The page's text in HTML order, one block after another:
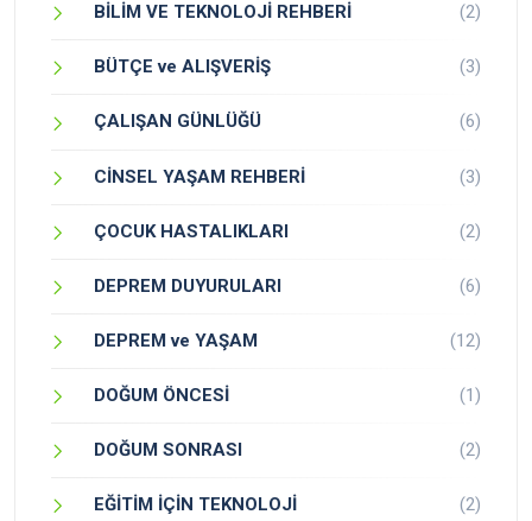
BİLİM VE TEKNOLOJİ REHBERİ (2)
BÜTÇE ve ALIŞVERİŞ (3)
ÇALIŞAN GÜNLÜĞÜ (6)
CİNSEL YAŞAM REHBERİ (3)
ÇOCUK HASTALIKLARI (2)
DEPREM DUYURULARI (6)
DEPREM ve YAŞAM (12)
DOĞUM ÖNCESİ (1)
DOĞUM SONRASI (2)
EĞİTİM İÇİN TEKNOLOJİ (2)